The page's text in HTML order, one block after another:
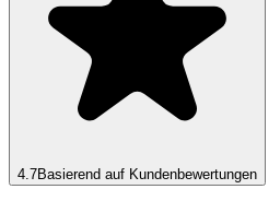
4.7Basierend auf Kundenbewertungen